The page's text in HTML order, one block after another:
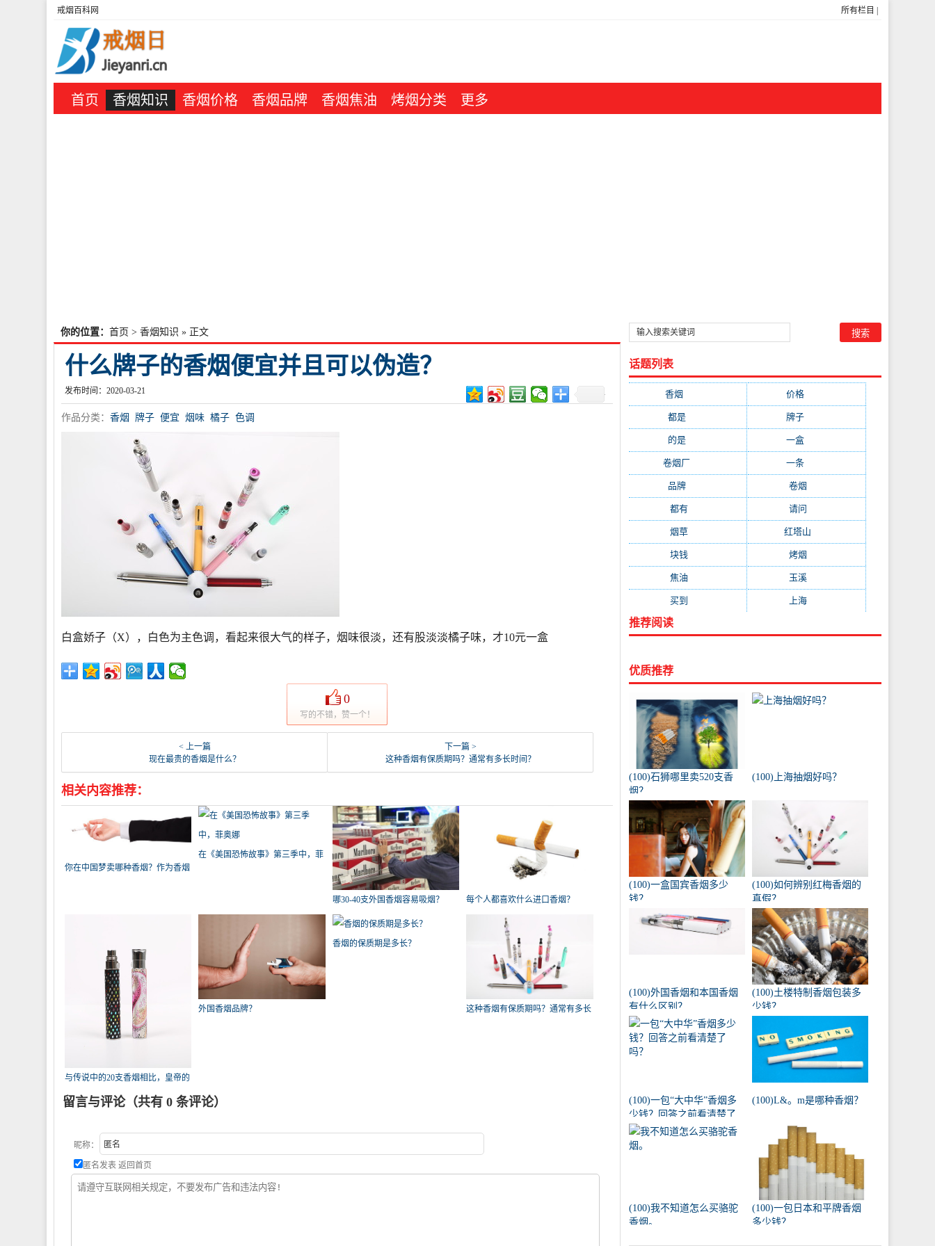
所有栏目
戒烟百科网
首页 香烟知识 香烟价格 香烟品牌 香烟焦油 烤烟分类 更多
你的位置： 首页 > 香烟知识 » 正文
什么牌子的香烟便宜并且可以伪造？
发布时间：2020-03-21
作品分类： 香烟 牌子 便宜 烟味 橘子 色调
白盒娇子（X），白色为主色调，看起来很大气的样子，烟味很淡，还有股淡淡橘子味，才10元一盒
0
写的不错，赞一个！
< 上一篇
现在最贵的香烟是什么？
下一篇 >
这种香烟有保质期吗？通常有多长时间？
相关内容推荐：
你在中国梦卖哪种香烟？作为香烟
在《美国恐怖故事》第三季中，菲
哪30-40支外国香烟容易吸烟？ 每个人都喜欢什么进口香烟？
与传说中的20支香烟相比，皇帝的
20
外国香烟品牌？
香烟的保质期是多长？
这种香烟有保质期吗？通常有多长
留言与评论（共有 0 条评论）
昵称：
匿名发表 返回首页
话题列表
香烟 价格
都是(232) 牌子
的是(164) 一盒
卷烟厂 一条
品牌(111) 卷烟
都有 请问
烟草 红塔山
块钱 烤烟
焦油 玉溪(73)
买到 上海(70)
推荐阅读
优质推荐
(100)石狮哪里卖520支香
烟？
(100)上海抽烟好吗？
(100)一盒国宾香烟多少
钱？
(100)如何辨别红梅香烟的
真假？
(100)外国香烟和本国香烟
有什么区别？
(100)土楼特制香烟包装多
少钱？
(100)一包“大中华”香烟多
少钱？回答之前看清楚了
吗？
(100)L&。m是哪种香烟？
(100)我不知道怎么买骆驼
香烟。
(100)一包日本和平牌香烟
多少钱？